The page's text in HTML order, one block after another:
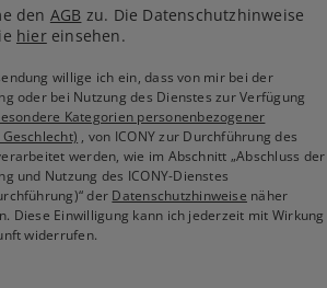
den AGB zu. Die Datenschutzhinweise
hiereinsehen.
willige ich ein, dass von mir bei der
oder bei Nutzung des Dienstes zur Verfügung
Kategorien personenbezogener
Geschlecht) , von ICONY zur Durchführung des
werden, wie im Abschnitt „Abschluss der
und Nutzung des ICONY-Dienstes
der Datenschutzhinweise näher
Diese Einwilligung kann ich jederzeit mit Wirkung
widerrufen.